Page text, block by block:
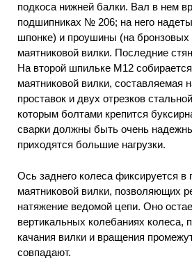
подкоса нижней балки. Вал в нем
подшипниках № 206; на него
шпонке) и проушины (на бронзовых
маятниковой вилки. Последние
На второй шпильке М12
маятниковой вилки, составляемая
проставок и двух отрезков
которым болтами крепится
сварки должны быть очень
приходятся большие нагрузки.
Ось заднего колеса фиксируется в
маятниковой вилки, позволяющих
натяжение ведомой цепи. Оно
вертикальных колебаниях колеса,
качания вилки и вращения
совпадают.